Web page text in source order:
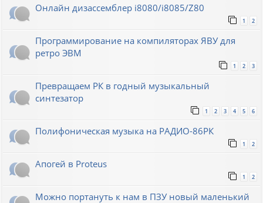
Онлайн дизассемблер i8080/i8085/Z80
1 2
Программирование на компиляторах ЯВУ для
ретро ЭВМ
1 2 3
Превращаем РК в годный музыкальный
синтезатор
1 2 3 4 5 6
Полифоническая музыка на РАДИО-86РК
1 2
Апогей в Proteus
1 2
Можно портануть к нам в ПЗУ новый маленький